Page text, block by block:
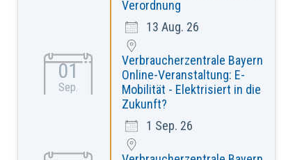
Verordnung
13 Aug. 26
01
Sep.
Verbraucherzentrale Bayern
Online-Veranstaltung: E-
Mobilität - Elektrisiert in die
Zukunft?
1 Sep. 26